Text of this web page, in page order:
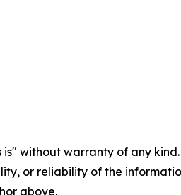
is" without warranty of any
or reliability of the
above.